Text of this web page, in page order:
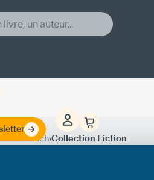
un auteur...
John Gierach›Collection Fiction